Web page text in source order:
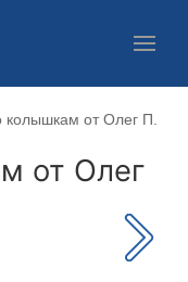
колышкам от Олег П.
от Олег